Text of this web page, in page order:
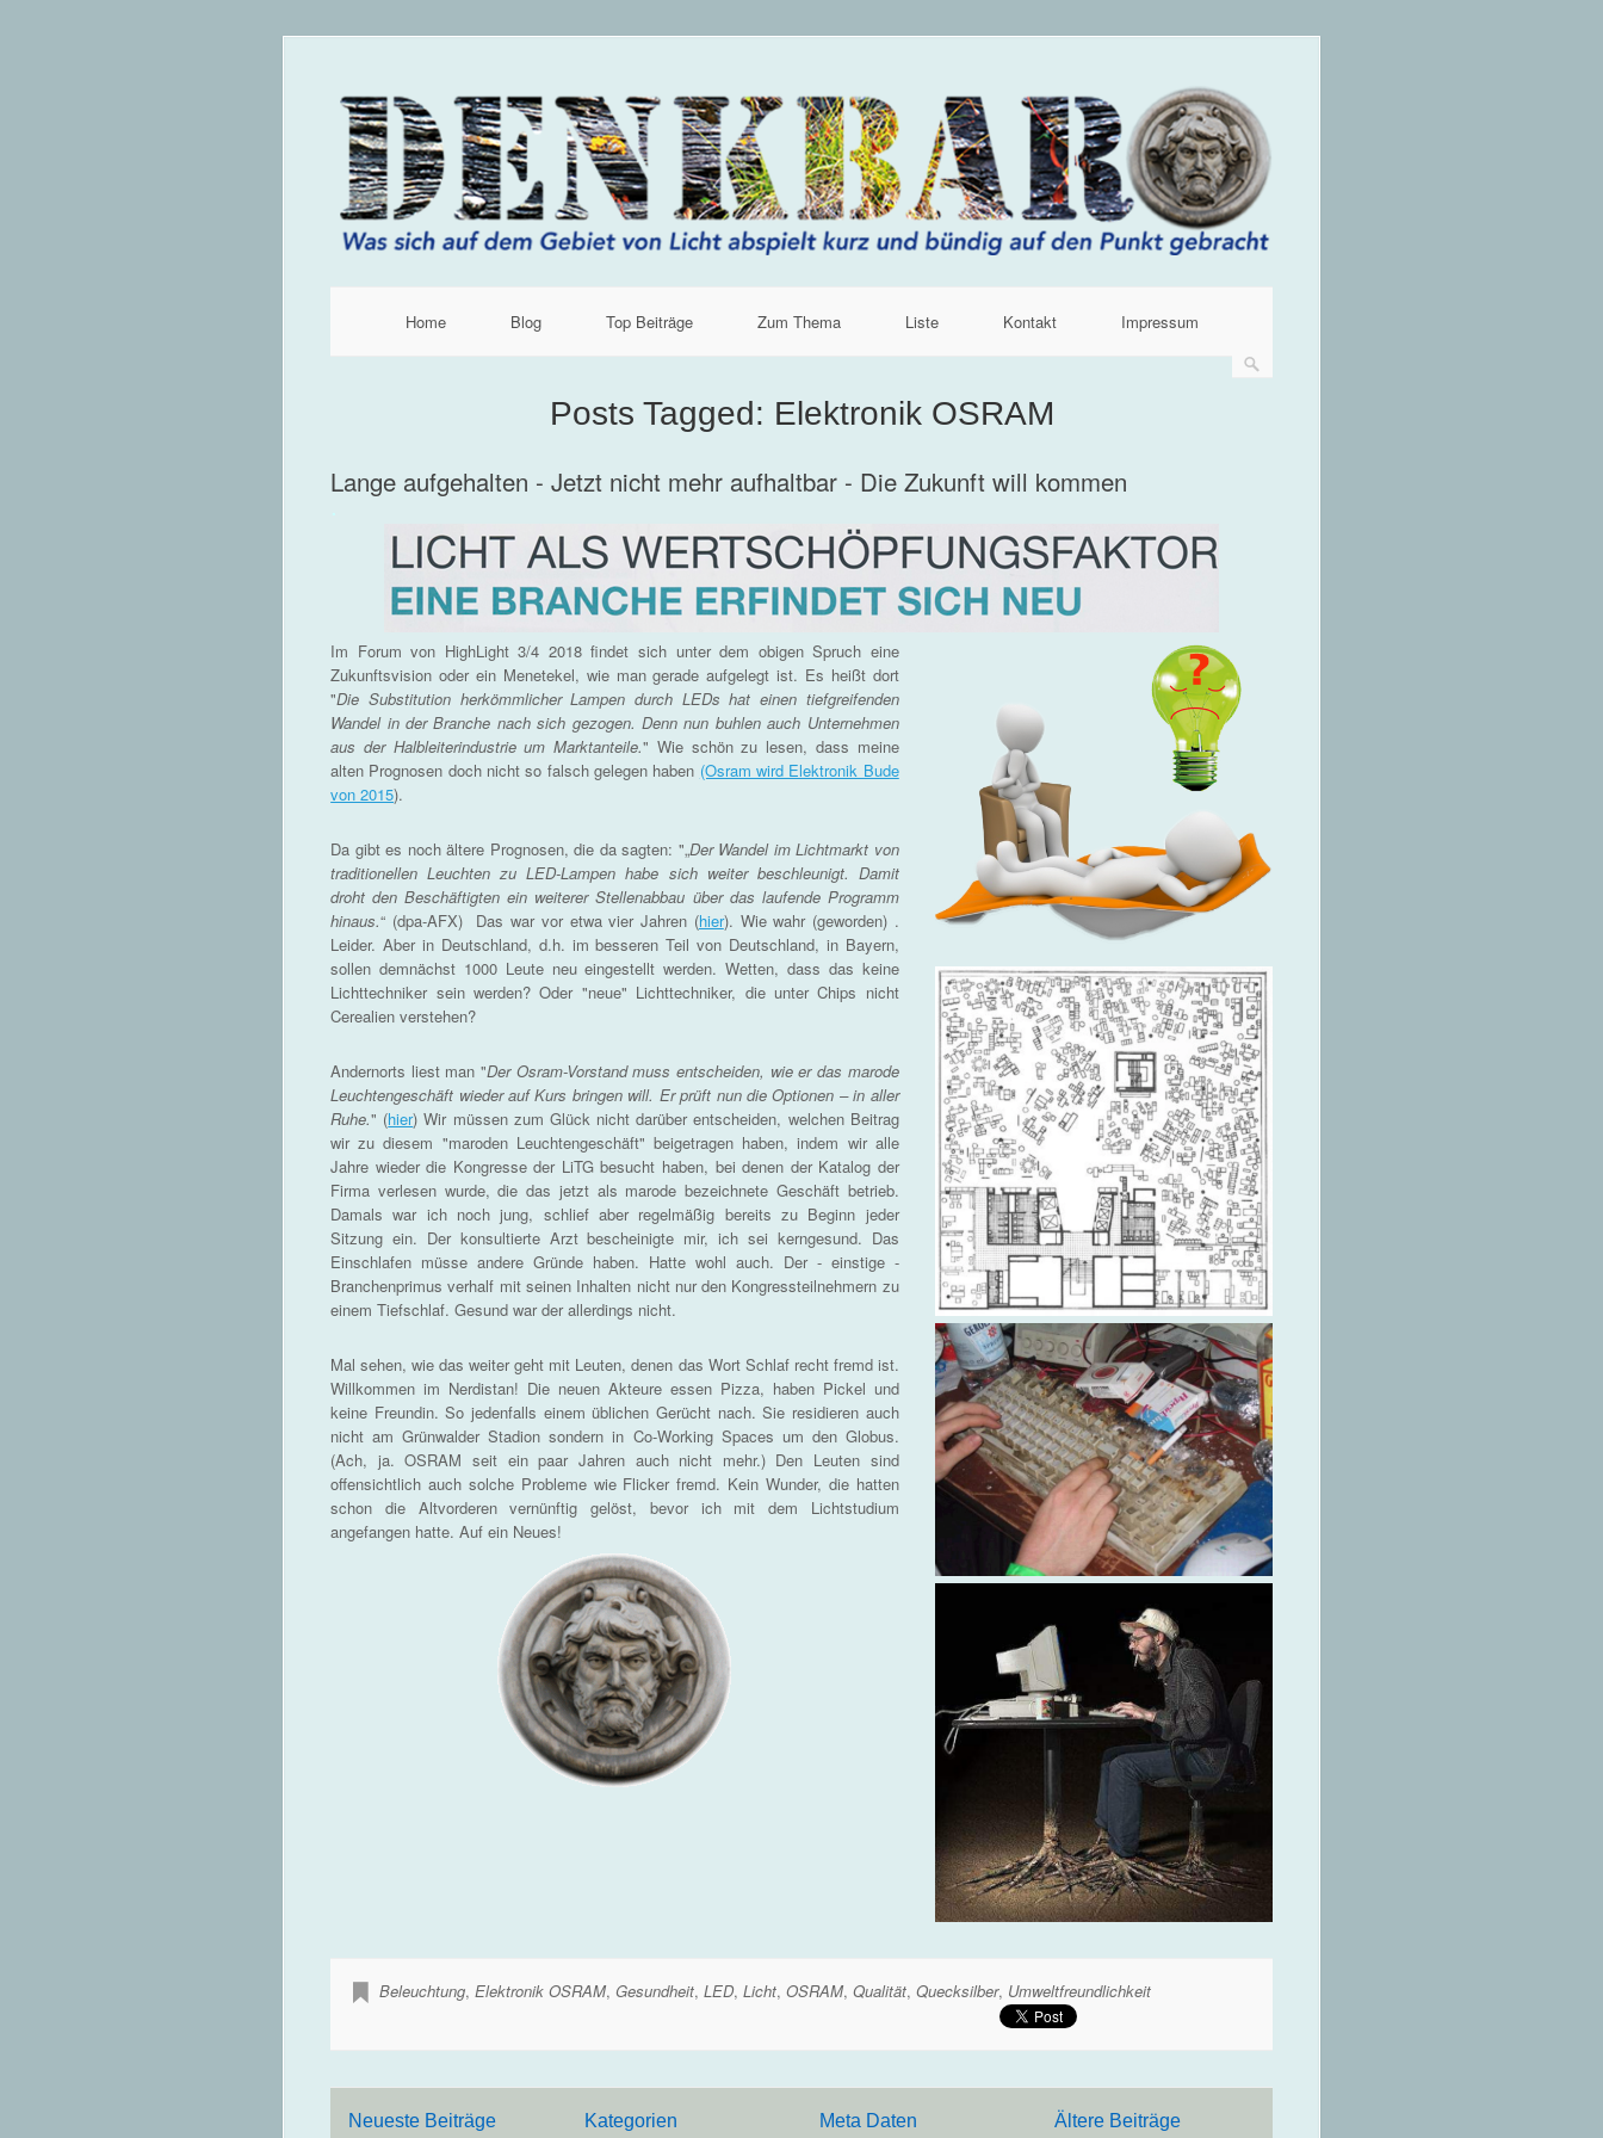
Home Blog Top Beiträge Zum Thema Liste Kontakt Impressum
Posts Tagged: Elektronik OSRAM
Lange aufgehalten - Jetzt nicht mehr aufhaltbar - Die Zukunft will kommen
Im Forum von HighLight 3/4 2018 findet sich unter dem obigen Spruch eine
Zukunftsvision oder ein Menetekel, wie man gerade aufgelegt ist. Es heißt dort
"Die Substitution herkömmlicher Lampen durch LEDs hat einen tiefgreifenden
Wandel in der Branche nach sich gezogen. Denn nun buhlen auch Unternehmen
aus der Halbleiterindustrie um Marktanteile." Wie schön zu lesen, dass meine
alten Prognosen doch nicht so falsch gelegen haben (Osram wird Elektronik Bude
von 2015).
Da gibt es noch ältere Prognosen, die da sagten: "„Der Wandel im Lichtmarkt von
traditionellen Leuchten zu LED-Lampen habe sich weiter beschleunigt. Damit
droht den Beschäftigten ein weiterer Stellenabbau über das laufende Programm
hinaus.“ (dpa-AFX) Das war vor etwa vier Jahren (hier). Wie wahr (geworden) .
Leider. Aber in Deutschland, d.h. im besseren Teil von Deutschland, in Bayern,
sollen demnächst 1000 Leute neu eingestellt werden. Wetten, dass das keine
Lichttechniker sein werden? Oder "neue" Lichttechniker, die unter Chips nicht
Cerealien verstehen?
Andernorts liest man "Der Osram-Vorstand muss entscheiden, wie er das marode
Leuchtengeschäft wieder auf Kurs bringen will. Er prüft nun die Optionen – in aller
Ruhe." (hier) Wir müssen zum Glück nicht darüber entscheiden, welchen Beitrag
wir zu diesem "maroden Leuchtengeschäft" beigetragen haben, indem wir alle
Jahre wieder die Kongresse der LiTG besucht haben, bei denen der Katalog der
Firma verlesen wurde, die das jetzt als marode bezeichnete Geschäft betrieb.
Damals war ich noch jung, schlief aber regelmäßig bereits zu Beginn jeder
Sitzung ein. Der konsultierte Arzt bescheinigte mir, ich sei kerngesund. Das
Einschlafen müsse andere Gründe haben. Hatte wohl auch. Der - einstige -
Branchenprimus verhalf mit seinen Inhalten nicht nur den Kongressteilnehmern zu
einem Tiefschlaf. Gesund war der allerdings nicht.
Mal sehen, wie das weiter geht mit Leuten, denen das Wort Schlaf recht fremd ist.
Willkommen im Nerdistan! Die neuen Akteure essen Pizza, haben Pickel und
keine Freundin. So jedenfalls einem üblichen Gerücht nach. Sie residieren auch
nicht am Grünwalder Stadion sondern in Co-Working Spaces um den Globus.
(Ach, ja. OSRAM seit ein paar Jahren auch nicht mehr.) Den Leuten sind
offensichtlich auch solche Probleme wie Flicker fremd. Kein Wunder, die hatten
schon die Altvorderen vernünftig gelöst, bevor ich mit dem Lichtstudium
angefangen hatte. Auf ein Neues!
Beleuchtung,Elektronik OSRAM,Gesundheit,LED,Licht,OSRAM,Qualität,Quecksilber, Umweltfreundlichkeit
Neueste Beiträge Kategorien Meta Daten Ältere Beiträge